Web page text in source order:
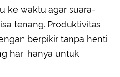
ke waktu agar suara-
tenang. Produktivitas
berpikir tanpa henti
hari hanya untuk